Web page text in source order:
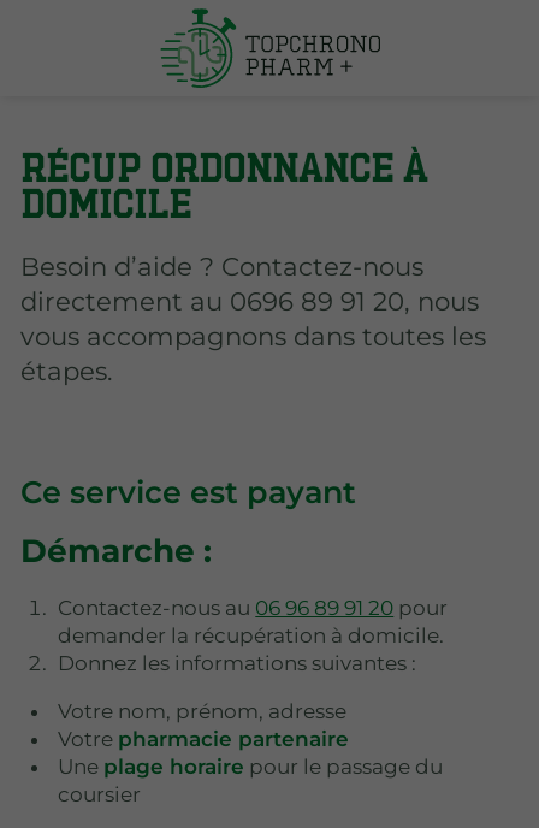
Récup ordonnance à
domicile
Besoin d’aide ? Contactez-nous
directement au 0696 89 91 20, nous
vous accompagnons dans toutes les
étapes.
Ce service est payant
Démarche :
Contactez-nous au 06 96 89 91 20 pour
demander la récupération à domicile.
Donnez les informations suivantes :
Votre nom, prénom, adresse
Votre pharmacie partenaire
Une plage horaire pour le passage du
coursier